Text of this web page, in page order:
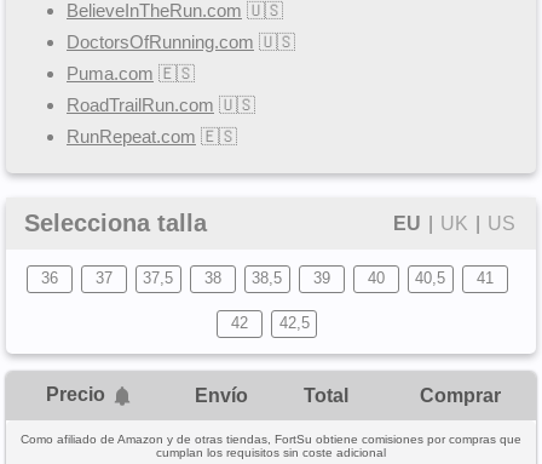
BelieveInTheRun.com 🇺🇸
DoctorsOfRunning.com 🇺🇸
Puma.com 🇪🇸
RoadTrailRun.com 🇺🇸
RunRepeat.com 🇪🇸
Selecciona talla EU UK US
36 37 37,5 38 38,5 39 40 40,5 41
42 42,5
Precio Envío Total Comprar
Como afiliado de Amazon y de otras tiendas, FortSu obtiene comisiones por compras que
cumplan los requisitos sin coste adicional